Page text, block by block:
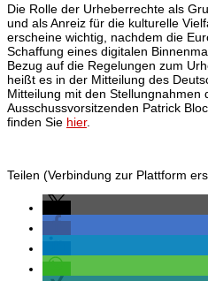
Die Rolle der Urheberrechte als
und als Anreiz für die kulturelle
erscheine wichtig, nachdem die
Schaffung eines digitalen
Bezug auf die Regelungen zum
heißt es in der Mitteilung des
Mitteilung mit den Stellungnahmen
Ausschussvorsitzenden Patrick
finden Sie hier.
Teilen (Verbindung zur Plattform